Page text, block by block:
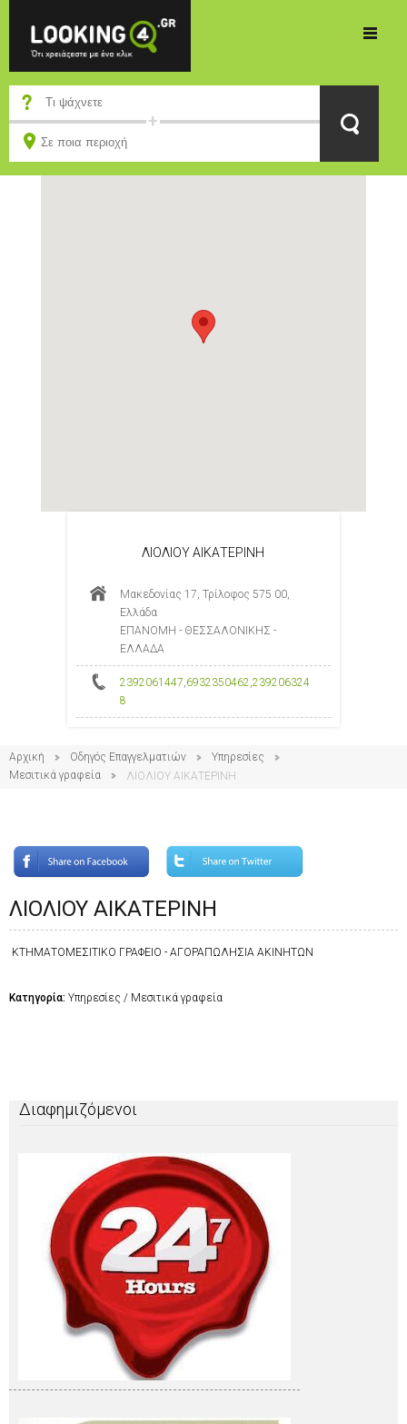
ΛΙΟΛΙΟΥ ΑΙΚΑΤΕΡΙΝΗ
Μακεδονίας 17, Τρίλοφος 575 00,
Ελλάδα
ΕΠΑΝΟΜΗ - ΘΕΣΣΑΛΟΝΙΚΗΣ -
ΕΛΛΑΔΑ
2392061447,6932350462,239206324
8
Αρχική Οδηγός Επαγγελματιών
Υπηρεσίες
Μεσιτικά γραφεία
ΛΙΟΛΙΟΥ ΑΙΚΑΤΕΡΙΝΗ
ΛΙΟΛΙΟΥ ΑΙΚΑΤΕΡΙΝΗ
ΚΤΗΜΑΤΟΜΕΣΙΤΙΚΟ ΓΡΑΦΕΙΟ - ΑΓΟΡΑΠΩΛΗΣΙΑ ΑΚΙΝΗΤΩΝ
Κατηγορία: Υπηρεσίες / Μεσιτικά γραφεία
Διαφημιζόμενοι